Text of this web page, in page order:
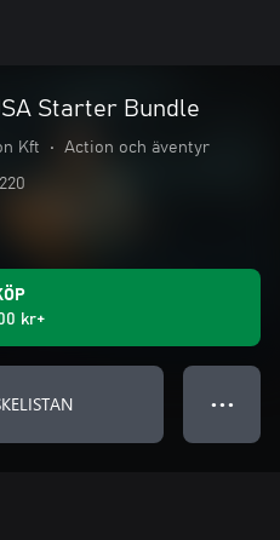
Starter Bundle
Kft • Action och äventyr
220
kr+
● ● ●